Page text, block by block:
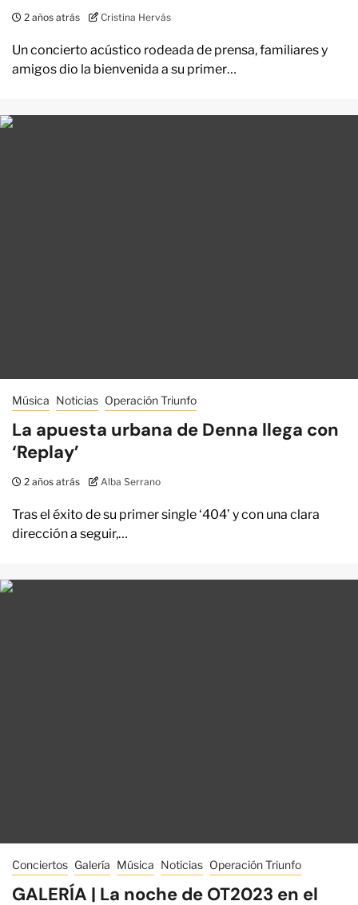
2 años atrás Cristina Hervás
Un concierto acústico rodeada de prensa, familiares y
amigos dio la bienvenida a su primer…
Música Noticias Operación Triunfo
La apuesta urbana de Denna llega con
‘Replay’
2 años atrás Alba Serrano
Tras el éxito de su primer single ‘404’ y con una clara
dirección a seguir,…
Conciertos Galería Música Noticias Operación Triunfo
GALERÍA | La noche de OT2023 en el